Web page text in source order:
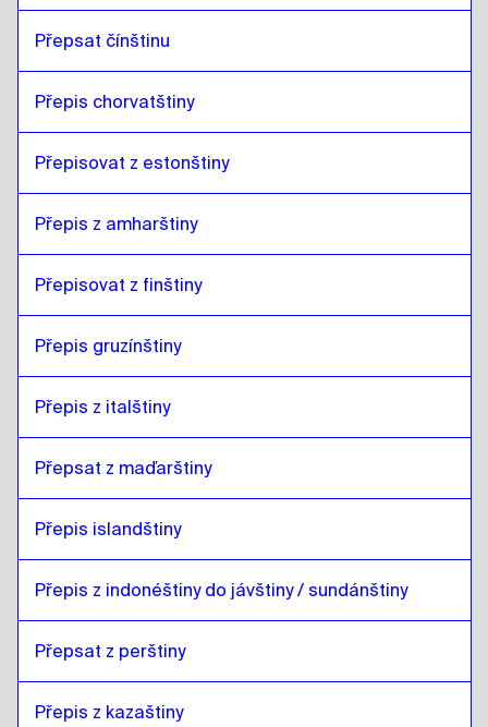
Přepsat čínštinu
Přepis chorvatštiny
Přepisovat z estonštiny
Přepis z amharštiny
Přepisovat z finštiny
Přepis gruzínštiny
Přepis z italštiny
Přepsat z maďarštiny
Přepis islandštiny
Přepis z indonéštiny do jávštiny / sundánštiny
Přepsat z perštiny
Přepis z kazaštiny